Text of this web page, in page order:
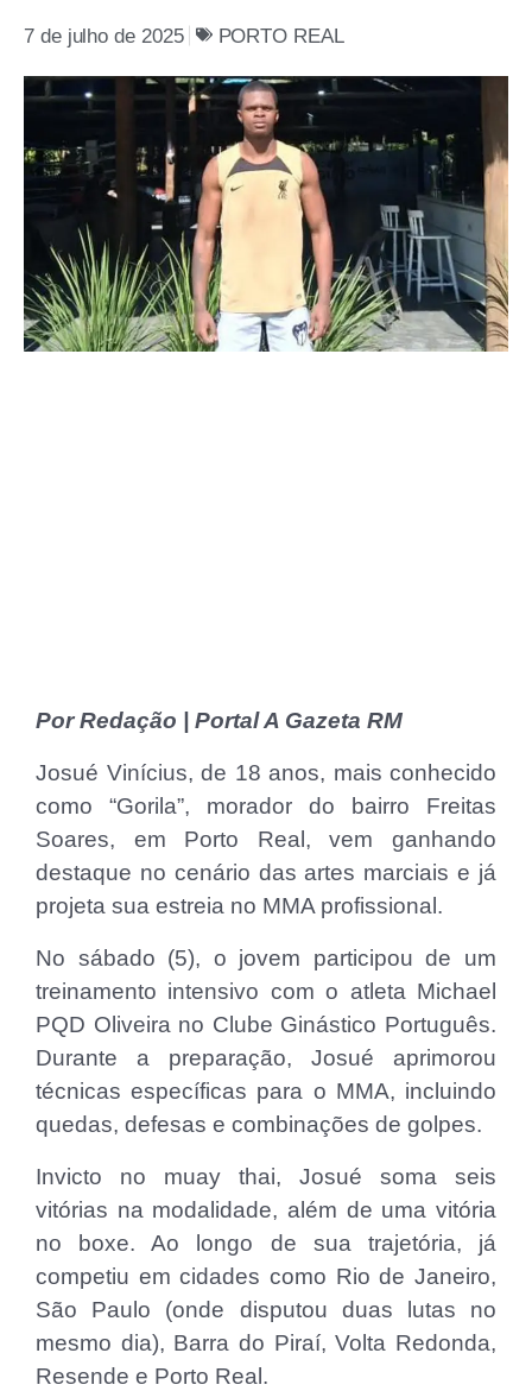
7 de julho de 2025 PORTO REAL
Por Redação | Portal A Gazeta RM
Josué Vinícius, de 18 anos, mais conhecido
como “Gorila”, morador do bairro Freitas
Soares, em Porto Real, vem ganhando
destaque no cenário das artes marciais e já
projeta sua estreia no MMA profissional.
No sábado (5), o jovem participou de um
treinamento intensivo com o atleta Michael
PQD Oliveira no Clube Ginástico Português.
Durante a preparação, Josué aprimorou
técnicas específicas para o MMA, incluindo
quedas, defesas e combinações de golpes.
Invicto no muay thai, Josué soma seis
vitórias na modalidade, além de uma vitória
no boxe. Ao longo de sua trajetória, já
competiu em cidades como Rio de Janeiro,
São Paulo (onde disputou duas lutas no
mesmo dia), Barra do Piraí, Volta Redonda,
Resende e Porto Real.